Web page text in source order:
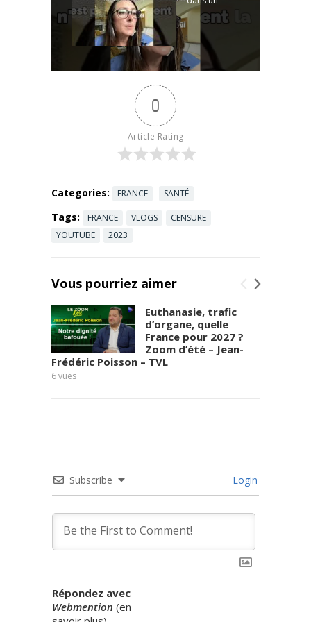
...Read more
changement
sociétal. On
veut parler
de sexualité
positive. La
0
Article Rating
Categories: FRANCE SANTÉ
Tags: FRANCE VLOGS
CENSURE
YOUTUBE
2023
Vous pourriez aimer
Euthanasie, trafic
d’organe, quelle
France pour 2027 ?
Zoom d’été – Jean-
Frédéric Poisson – TVL
6vues
Subscribe Login
Répondez avec
Webmention (en